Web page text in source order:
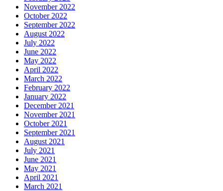
November 2022
October 2022
September 2022
August 2022
July 2022
June 2022
May 2022
April 2022
March 2022
February 2022
January 2022
December 2021
November 2021
October 2021
September 2021
August 2021
July 2021
June 2021
May 2021
April 2021
March 2021